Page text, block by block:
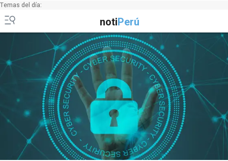
Temas del día:
notiPerú